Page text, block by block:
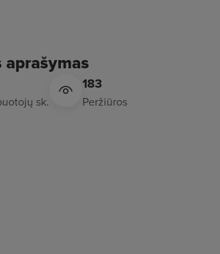
aprašymas
sk.
183
Peržiūros